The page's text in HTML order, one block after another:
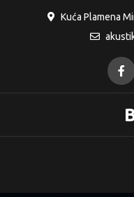
Kuća Plamena